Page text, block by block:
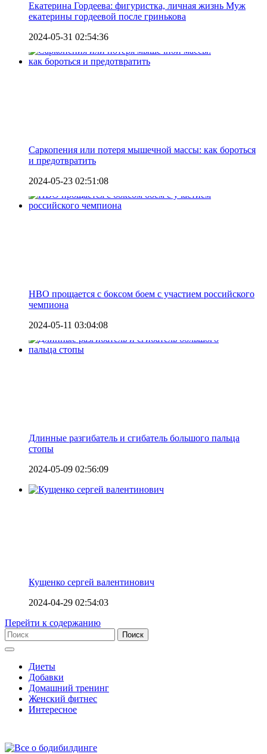
Екатерина Гордеева: фигуристка, личная жизнь Муж
екатерины гордеевой после гринькова
2024-05-31 02:54:36
Саркопения или потеря мышечной массы: как бороться
и предотвратить
2024-05-23 02:51:08
HBO прощается с боксом боем с участием российского
чемпиона
2024-05-11 03:04:08
Длинные разгибатель и сгибатель большого пальца
стопы
2024-05-09 02:56:09
Кущенко сергей валентинович
2024-04-29 02:54:03
Перейти к содержанию
Диеты
Добавки
Домашний тренинг
Женский фитнес
Интересное